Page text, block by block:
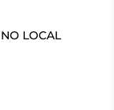
LOCAL